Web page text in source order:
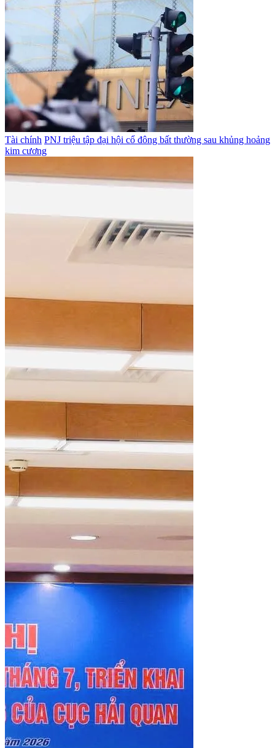
Tài chính PNJ triệu tập đại hội cổ đông bất thường sau khủng hoảng
kim cương